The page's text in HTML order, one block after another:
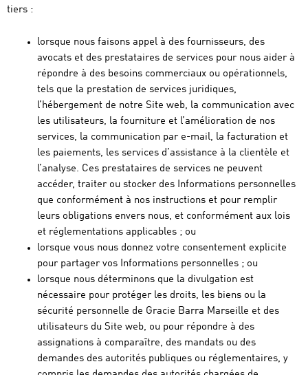
tiers :
lorsque nous faisons appel à des fournisseurs, des
avocats et des prestataires de services pour nous aider à
répondre à des besoins commerciaux ou opérationnels,
tels que la prestation de services juridiques,
l’hébergement de notre Site web, la communication avec
les utilisateurs, la fourniture et l’amélioration de nos
services, la communication par e-mail, la facturation et
les paiements, les services d’assistance à la clientèle et
l’analyse. Ces prestataires de services ne peuvent
accéder, traiter ou stocker des Informations personnelles
que conformément à nos instructions et pour remplir
leurs obligations envers nous, et conformément aux lois
et réglementations applicables ; ou
lorsque vous nous donnez votre consentement explicite
pour partager vos Informations personnelles ; ou
lorsque nous déterminons que la divulgation est
nécessaire pour protéger les droits, les biens ou la
sécurité personnelle de Gracie Barra Marseille et des
utilisateurs du Site web, ou pour répondre à des
assignations à comparaître, des mandats ou des
demandes des autorités publiques ou réglementaires, y